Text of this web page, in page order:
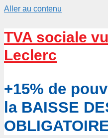
Aller au contenu
TVA sociale
Leclerc
+15% de
la BAISSE